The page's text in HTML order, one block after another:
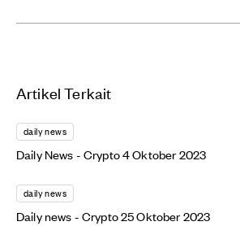
Artikel Terkait
daily news
Daily News - Crypto 4 Oktober 2023
daily news
Daily news - Crypto 25 Oktober 2023